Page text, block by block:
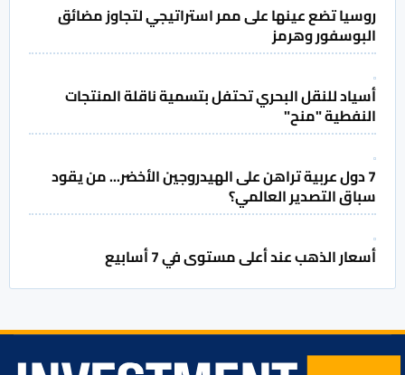
روسيا تضع عينها على ممر استراتيجي لتجاوز مضائق
البوسفور وهرمز
أسياد للنقل البحري تحتفل بتسمية ناقلة المنتجات
النفطية "منح"
7 دول عربية تراهن على الهيدروجين الأخضر... من يقود
سباق التصدير العالمي؟
أسعار الذهب عند أعلى مستوى في 7 أسابيع